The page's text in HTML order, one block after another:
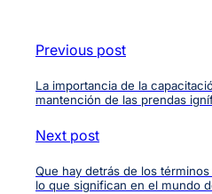
Previous post
La importancia de la
mantención de las prendas
Next post
Que hay detrás de los
lo que significan en el mundo